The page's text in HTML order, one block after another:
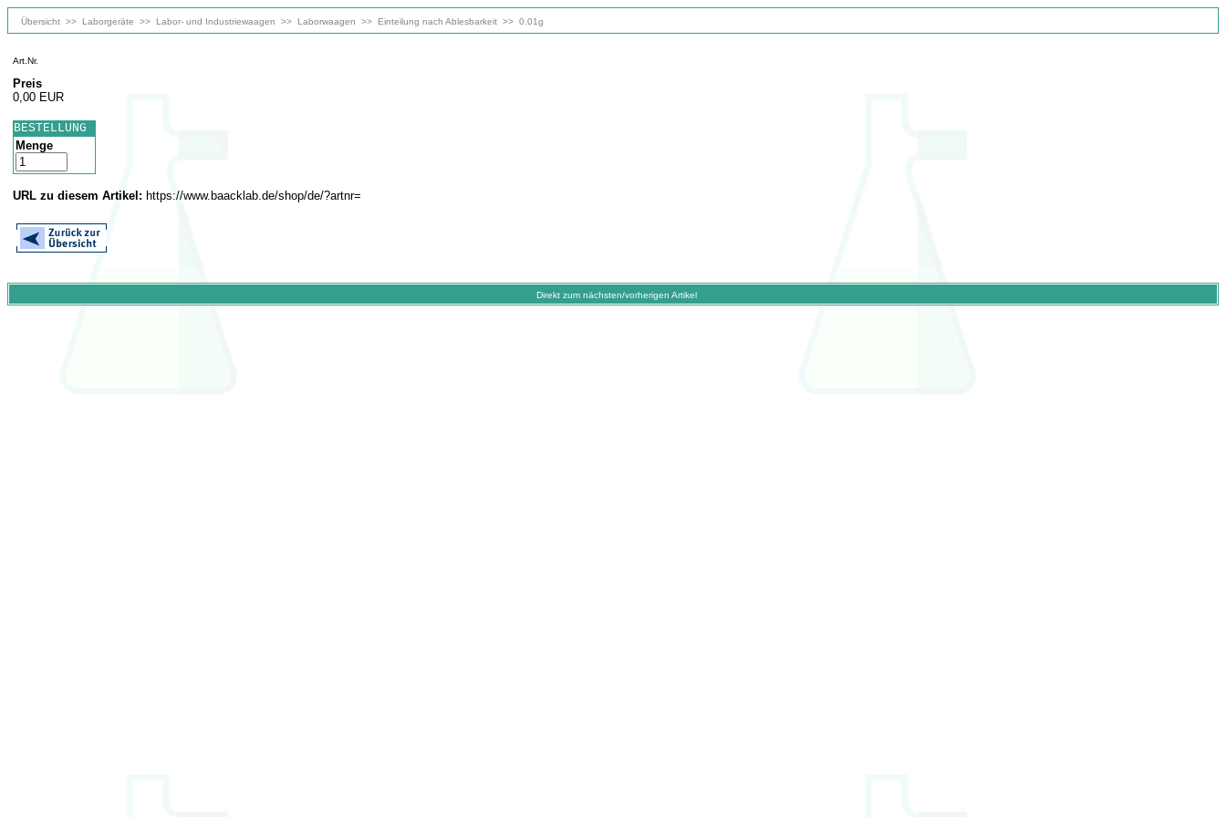
Übersicht >> Laborgeräte >> Labor- und Industriewaagen >> Laborwaagen >> Einteilung nach Ablesbarkeit >> 0.01g
Art.Nr.
Preis
0,00 EUR
BESTELLUNG
Menge
URL zu diesem Artikel: https://www.baacklab.de/shop/de/?artnr=
Direkt zum nächsten/vorherigen Artikel